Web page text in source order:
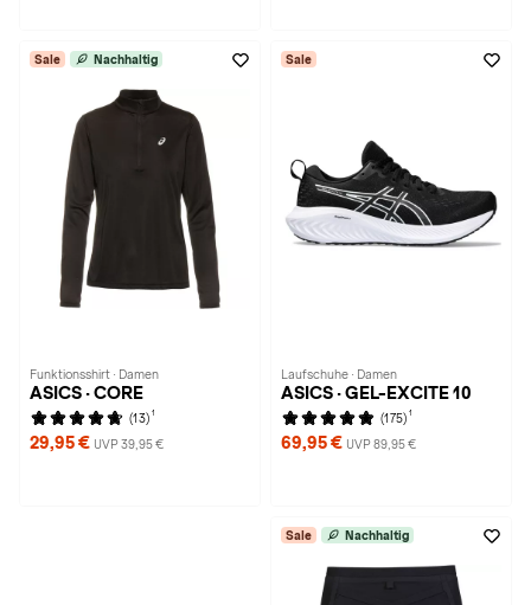
Sale Nachhaltig
Funktionsshirt · Damen
ASICS · CORE
(13) 1
29,95 € UVP 39,95 €
Sale
Laufschuhe · Damen
ASICS · GEL-EXCITE 10
(175) 1
69,95 € UVP 89,95 €
Sale Nachhaltig